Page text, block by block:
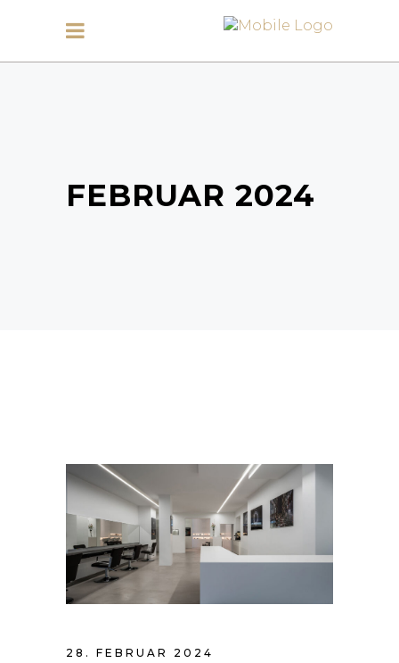
FEBRUAR 2024
28. FEBRUAR 2024